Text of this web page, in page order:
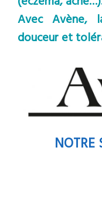
Avec Avène,
douceur et
NOTRE